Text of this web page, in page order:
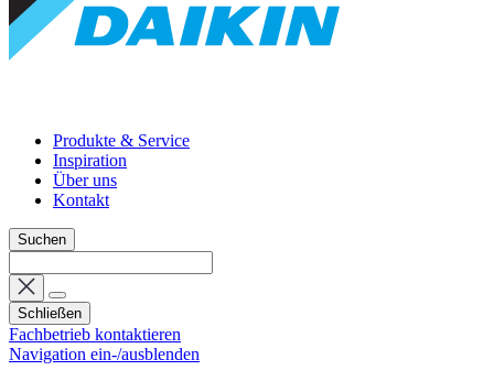
Produkte & Service
Inspiration
Über uns
Kontakt
Suchen
Schließen
Fachbetrieb kontaktieren
Navigation ein-/ausblenden